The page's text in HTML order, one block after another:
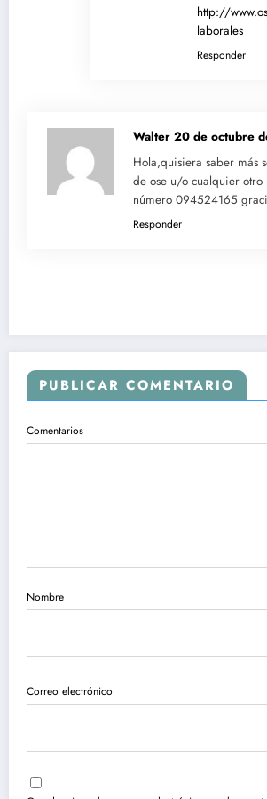
http://
laborales
Responder
Walter 20 de octubre
Hola,quisiera saber más
de ose u/o cualquier
número 094524165
Responder
PUBLICAR COMENTARIO
Comentarios
Nombre
Correo electrónico